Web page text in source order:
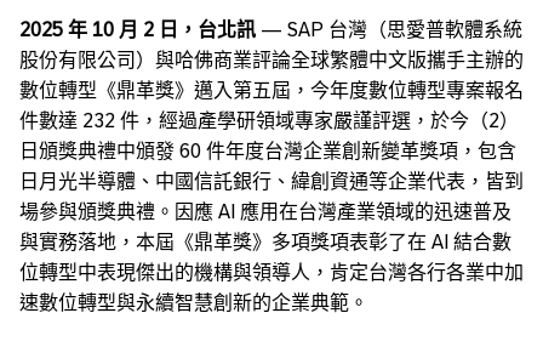
2025 年 10 月 2 日，台北訊 — SAP 台灣（思愛普軟體系統
股份有限公司）與哈佛商業評論全球繁體中文版攜手主辦的
數位轉型《鼎革獎》邁入第五屆，今年度數位轉型專案報名
件數達 232 件，經過產學研領域專家嚴謹評選，於今（2）
日頒獎典禮中頒發 60 件年度台灣企業創新變革獎項，包含
日月光半導體、中國信託銀行、緯創資通等企業代表，皆到
場參與頒獎典禮。因應 AI 應用在台灣產業領域的迅速普及
與實務落地，本屆《鼎革獎》多項獎項表彰了在 AI 結合數
位轉型中表現傑出的機構與領導人，肯定台灣各行各業中加
速數位轉型與永續智慧創新的企業典範。